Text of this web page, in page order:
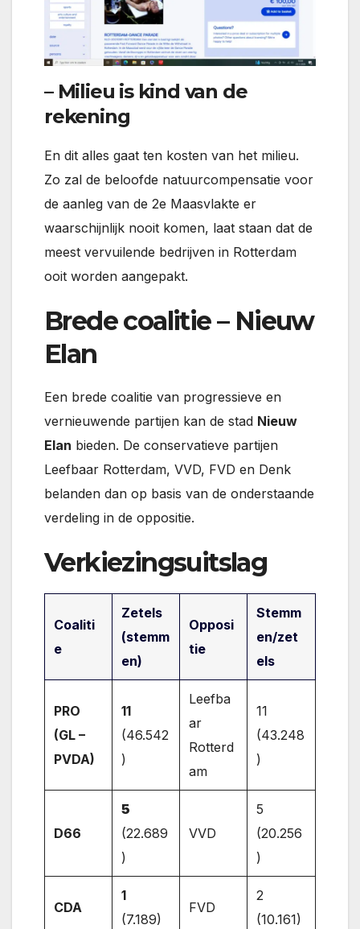
– Milieu is kind van de
rekening
En dit alles gaat ten kosten van het milieu.
Zo zal de beloofde natuurcompensatie voor
de aanleg van de 2e Maasvlakte er
waarschijnlijk nooit komen, laat staan dat de
meest vervuilende bedrijven in Rotterdam
ooit worden aangepakt.
Brede coalitie – Nieuw
Elan
Een brede coalitie van progressieve en
vernieuwende partijen kan de stad Nieuw
Elan bieden. De conservatieve partijen
Leefbaar Rotterdam, VVD, FVD en Denk
belanden dan op basis van de onderstaande
verdeling in de oppositie.
Verkiezingsuitslag
Coaliti
e
Zetels
(stemm
en)
Opposi
tie
Stemm
en/zet
els
PRO
(GL –
PVDA)
11
(46.542
)
Leefba
ar
Rotterd
am
11
(43.248
)
D66
5
(22.689
)
VVD
5
(20.256
)
CDA
1
(7.189)
FVD
2
(10.161)